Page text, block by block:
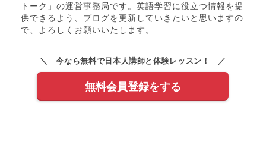
トーク」の運営事務局です。英語学習に役立つ情報を提
供できるよう、ブログを更新していきたいと思いますの
で、よろしくお願いいたします。
＼ 今なら無料で日本人講師と体験レッスン！ ／
無料会員登録をする